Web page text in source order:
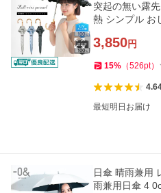
突起の無い露
熱 シンプル お
3,850円
15% （526pt）
最短明日お届け
日傘 晴雨兼用
雨兼用日傘 4